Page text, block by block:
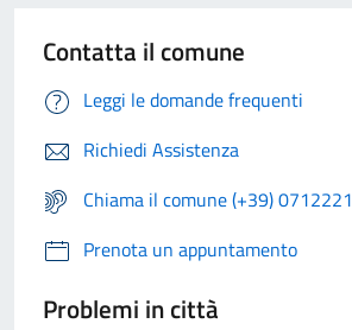
Contatta il comune
Leggi le domande frequenti
Richiedi Assistenza
Chiama il comune (+39) 0712221
Prenota un appuntamento
Problemi in città